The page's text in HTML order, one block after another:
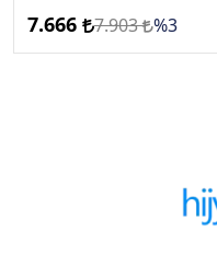
7.666 7.903 %3